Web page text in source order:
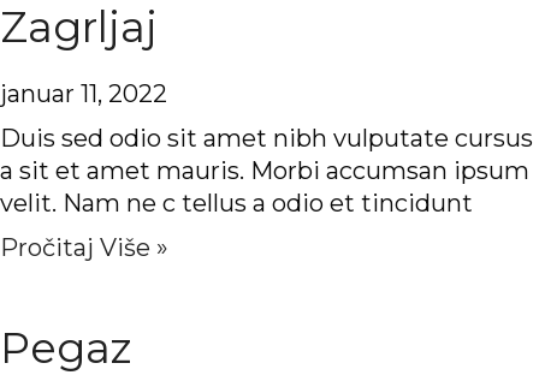
Zagrljaj
januar 11, 2022
Duis sed odio sit amet nibh vulputate cursus
a sit et amet mauris. Morbi accumsan ipsum
velit. Nam ne c tellus a odio et tincidunt
Pročitaj Više »
Pegaz